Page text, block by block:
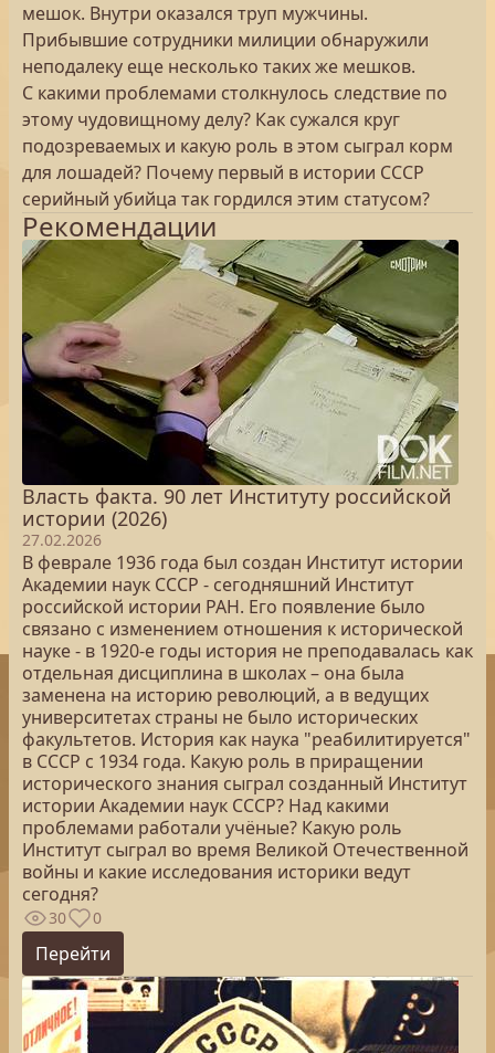
мешок. Внутри оказался труп мужчины.
Прибывшие сотрудники милиции обнаружили
неподалеку еще несколько таких же мешков.
С какими проблемами столкнулось следствие по
этому чудовищному делу? Как сужался круг
подозреваемых и какую роль в этом сыграл корм
для лошадей? Почему первый в истории СССР
серийный убийца так гордился этим статусом?
Рекомендации
Власть факта. 90 лет Институту российской
истории (2026)
27.02.2026
В феврале 1936 года был создан Институт истории
Академии наук СССР - сегодняшний Институт
российской истории РАН. Его появление было
связано с изменением отношения к исторической
науке - в 1920-е годы история не преподавалась как
отдельная дисциплина в школах – она была
заменена на историю революций, а в ведущих
университетах страны не было исторических
факультетов. История как наука "реабилитируется"
в СССР с 1934 года. Какую роль в приращении
исторического знания сыграл созданный Институт
истории Академии наук СССР? Над какими
проблемами работали учёные? Какую роль
Институт сыграл во время Великой Отечественной
войны и какие исследования историки ведут
сегодня?
30 0
Перейти